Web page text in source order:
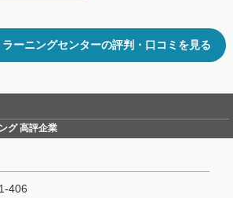
ーニングセンターの評判・口コミを見る
グ 高評企業
406